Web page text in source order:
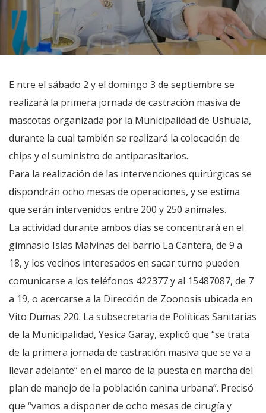
E ntre el sábado 2 y el domingo 3 de septiembre se
realizará la primera jornada de castración masiva de
mascotas organizada por la Municipalidad de Ushuaia,
durante la cual también se realizará la colocación de
chips y el suministro de antiparasitarios.
Para la realización de las intervenciones quirúrgicas se
dispondrán ocho mesas de operaciones, y se estima
que serán intervenidos entre 200 y 250 animales.
La actividad durante ambos días se concentrará en el
gimnasio Islas Malvinas del barrio La Cantera, de 9 a
18, y los vecinos interesados en sacar turno pueden
comunicarse a los teléfonos 422377 y al 15487087, de 7
a 19, o acercarse a la Dirección de Zoonosis ubicada en
Vito Dumas 220. La subsecretaria de Políticas Sanitarias
de la Municipalidad, Yesica Garay, explicó que “se trata
de la primera jornada de castración masiva que se va a
llevar adelante” en el marco de la puesta en marcha del
plan de manejo de la población canina urbana”. Precisó
que “vamos a disponer de ocho mesas de cirugía y